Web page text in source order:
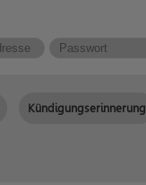
Kündigungserinnerung